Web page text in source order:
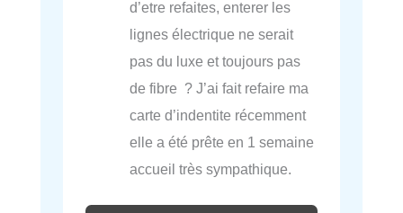
d’etre refaites, enterer les
lignes électrique ne serait
pas du luxe et toujours pas
de fibre ? J’ai fait refaire ma
carte d’indentite récemment
elle a été prête en 1 semaine
accueil très sympathique.